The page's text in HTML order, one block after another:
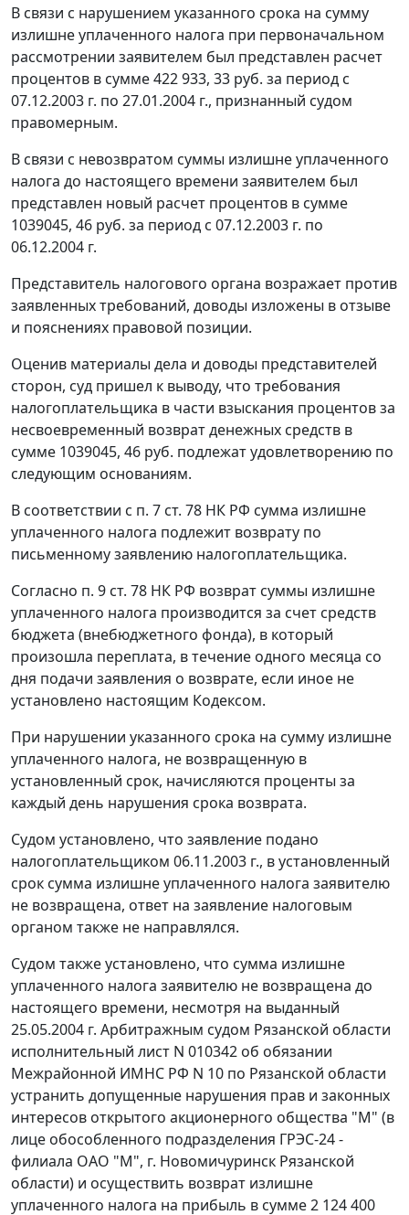
В связи с нарушением указанного срока на сумму
излишне уплаченного налога при первоначальном
рассмотрении заявителем был представлен расчет
процентов в сумме 422 933, 33 руб. за период с
07.12.2003 г. по 27.01.2004 г., признанный судом
правомерным.
В связи с невозвратом суммы излишне уплаченного
налога до настоящего времени заявителем был
представлен новый расчет процентов в сумме
1039045, 46 руб. за период с 07.12.2003 г. по
06.12.2004 г.
Представитель налогового органа возражает против
заявленных требований, доводы изложены в отзыве
и пояснениях правовой позиции.
Оценив материалы дела и доводы представителей
сторон, суд пришел к выводу, что требования
налогоплательщика в части взыскания процентов за
несвоевременный возврат денежных средств в
сумме 1039045, 46 руб. подлежат удовлетворению по
следующим основаниям.
В соответствии с п. 7 ст. 78 НК РФ сумма излишне
уплаченного налога подлежит возврату по
письменному заявлению налогоплательщика.
Согласно п. 9 ст. 78 НК РФ возврат суммы излишне
уплаченного налога производится за счет средств
бюджета (внебюджетного фонда), в который
произошла переплата, в течение одного месяца со
дня подачи заявления о возврате, если иное не
установлено настоящим Кодексом.
При нарушении указанного срока на сумму излишне
уплаченного налога, не возвращенную в
установленный срок, начисляются проценты за
каждый день нарушения срока возврата.
Судом установлено, что заявление подано
налогоплательщиком 06.11.2003 г., в установленный
срок сумма излишне уплаченного налога заявителю
не возвращена, ответ на заявление налоговым
органом также не направлялся.
Судом также установлено, что сумма излишне
уплаченного налога заявителю не возвращена до
настоящего времени, несмотря на выданный
25.05.2004 г. Арбитражным судом Рязанской области
исполнительный лист N 010342 об обязании
Межрайонной ИМНС РФ N 10 по Рязанской области
устранить допущенные нарушения прав и законных
интересов открытого акционерного общества "М" (в
лице обособленного подразделения ГРЭС-24 -
филиала ОАО "М", г. Новомичуринск Рязанской
области) и осуществить возврат излишне
уплаченного налога на прибыль в сумме 2 124 400